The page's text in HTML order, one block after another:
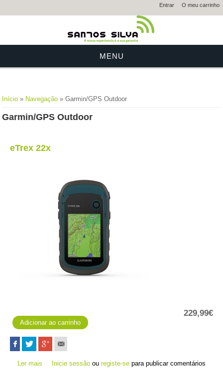
Entrar O meu carrinho
MENU
Está aqui
Início » Navegação » Garmin/GPS Outdoor
Garmin/GPS Outdoor
eTrex 22x
229,99€
Ler mais acerca de eTrex 22x
Inicie sessão ouregiste-se para publicar comentários